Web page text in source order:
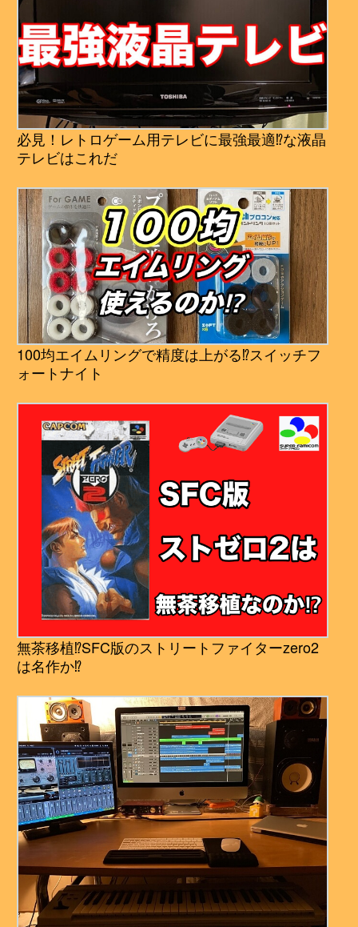
必見！レトロゲーム用テレビに最強最適⁉︎な液晶
テレビはこれだ
100均エイムリングで精度は上がる⁉︎スイッチフ
ォートナイト
無茶移植⁉︎SFC版のストリートファイターzero2
は名作か⁉︎